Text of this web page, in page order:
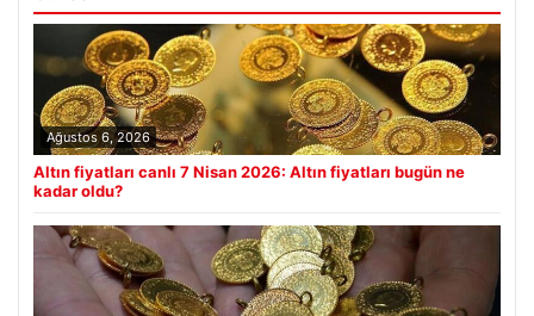
Ağustos 6, 2026
Altın fiyatları canlı 7 Nisan 2026: Altın fiyatları bugün ne
kadar oldu?